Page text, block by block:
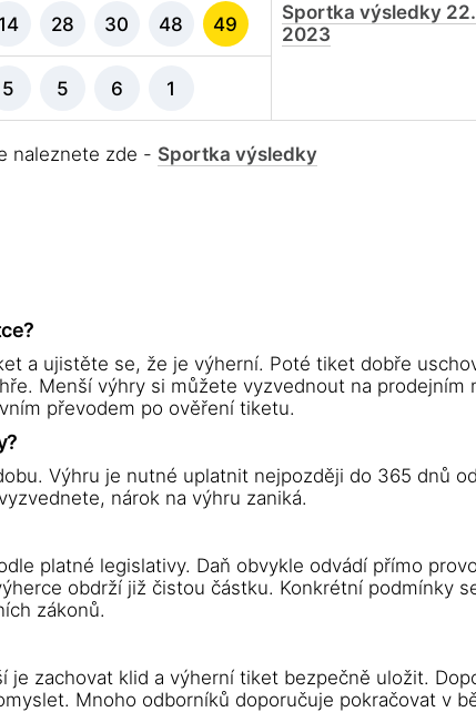
Sportka výsledky 22.
2023
14 28 30 48 49
5 5 6 1
naleznete zde - Sportka výsledky
a ujistěte se, že je výherní. Poté tiket dobře
Menší výhry si můžete vyzvednout na prodejním
převodem po ověření tiketu.
Výhru je nutné uplatnit nejpozději do 365 dnů
nárok na výhru zaniká.
platné legislativy. Daň obvykle odvádí přímo
obdrží již čistou částku. Konkrétní podmínky
zákonů.
je zachovat klid a výherní tiket bezpečně uložit.
Mnoho odborníků doporučuje pokračovat v